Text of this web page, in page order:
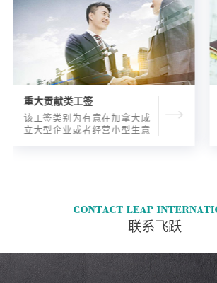
重大贡献类工签
该工签类别为有意在加拿大成
立大型企业或者经营小型生意
联系飞跃